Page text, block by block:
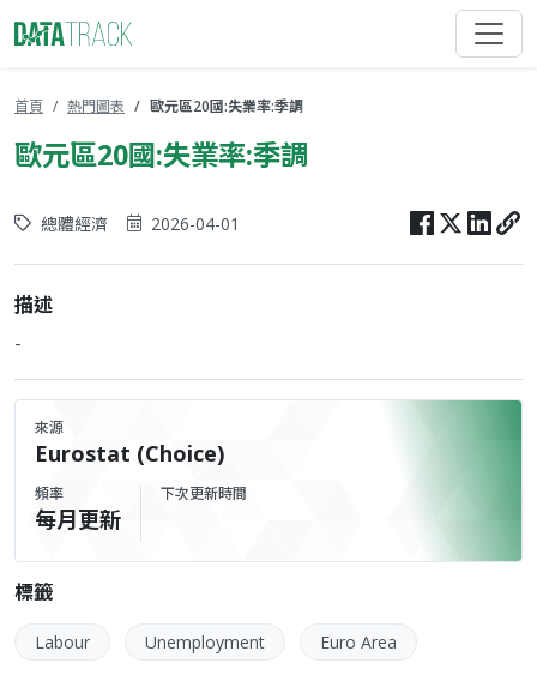
首頁 熱門圖表 歐元區20國:失業率:季調
歐元區20國:失業率:季調
總體經濟 2026-04-01
描述
-
來源
Eurostat (Choice)
頻率
每月更新
下次更新時間
標籤
Labour Unemployment Euro Area